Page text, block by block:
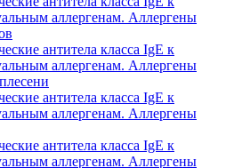
аллергенам. Аллергены
антитела класса IgE к
аллергенам. Аллергены
антитела класса IgE к
аллергенам. Аллергены
антитела класса IgE к
аллергенам. Аллергены